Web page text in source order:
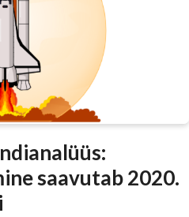
saavutab 2020.